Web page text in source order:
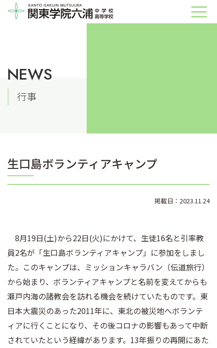
NEWS
行事
生口島ボランティアキャンプ
掲載日：2023.11.24
8月19日(土)から22日(火)にかけて、生徒16名と引率教
員2名が「生口島ボランティアキャンプ」に参加をしまし
た。このキャンプは、ミッションキャラバン（伝道旅行）
から始まり、ボランティアキャンプと名前を変えてからも
瀬戸内海の諸教会を訪れる機会を続けていたものです。東
日本大震災のあった2011年に、東北の被災地へボランテ
ィアに行くことになり、その後コロナの影響もあって中断
されていたという経緯があります。13年振りの再開にあた